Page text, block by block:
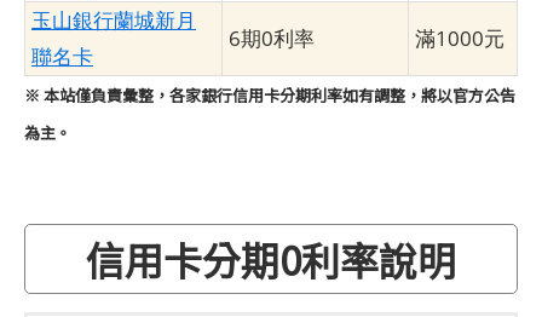
玉山銀行蘭城新月
聯名卡
6期0利率 滿1000元
※ 本站僅負責彙整，各家銀行信用卡分期利率如有調整，將以官方公告
為主。
信用卡分期0利率說明